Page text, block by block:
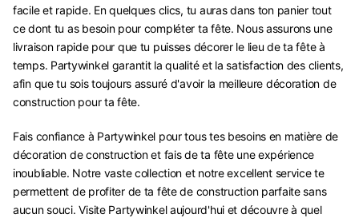
facile et rapide. En quelques clics, tu auras dans ton panier tout
ce dont tu as besoin pour compléter ta fête. Nous assurons une
livraison rapide pour que tu puisses décorer le lieu de ta fête à
temps. Partywinkel garantit la qualité et la satisfaction des clients,
afin que tu sois toujours assuré d'avoir la meilleure décoration de
construction pour ta fête.
Fais confiance à Partywinkel pour tous tes besoins en matière de
décoration de construction et fais de ta fête une expérience
inoubliable. Notre vaste collection et notre excellent service te
permettent de profiter de ta fête de construction parfaite sans
aucun souci. Visite Partywinkel aujourd'hui et découvre à quel